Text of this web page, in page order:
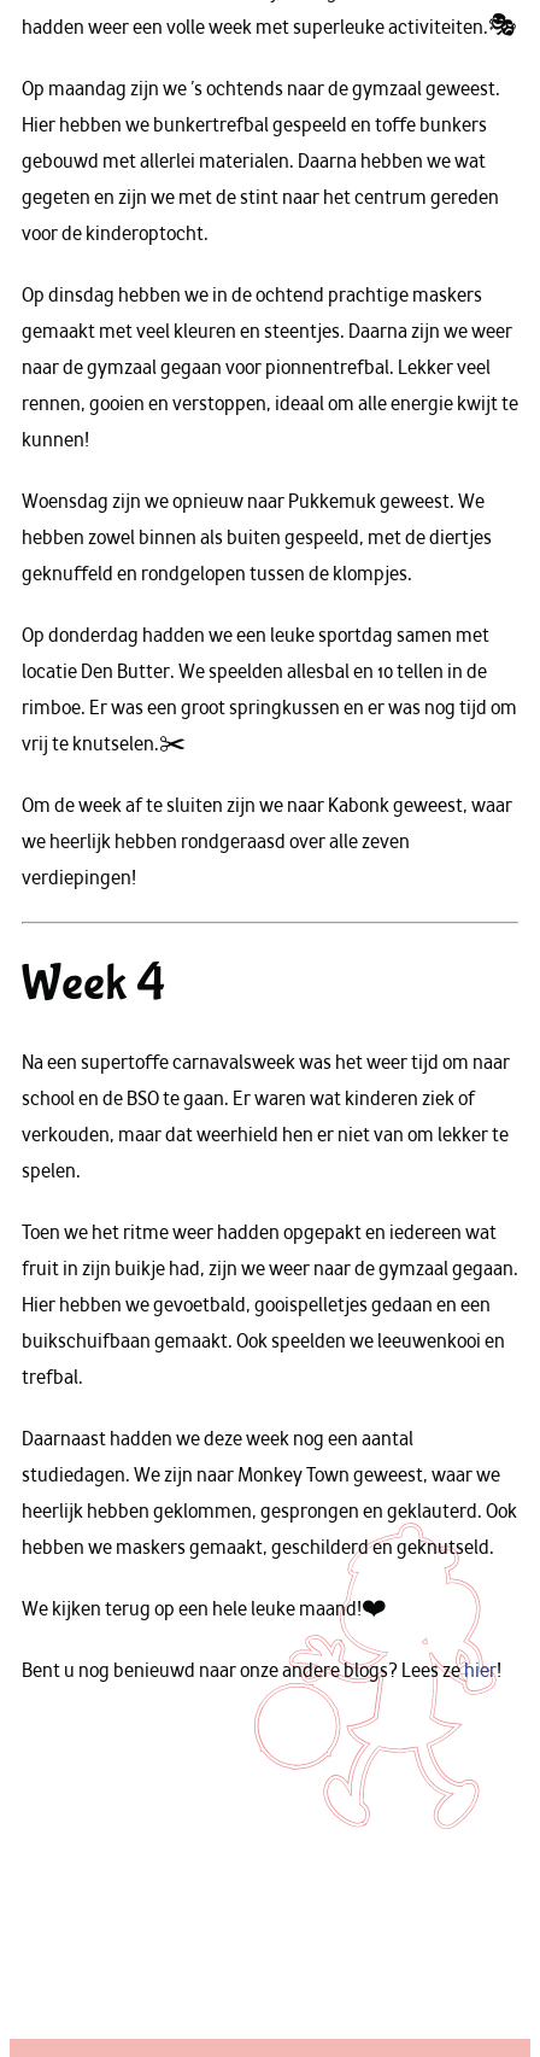
hadden weer een volle week met superleuke activiteiten.🎭
Op maandag zijn we ’s ochtends naar de gymzaal geweest.
Hier hebben we bunkertrefbal gespeeld en toffe bunkers
gebouwd met allerlei materialen. Daarna hebben we wat
gegeten en zijn we met de stint naar het centrum gereden
voor de kinderoptocht.
Op dinsdag hebben we in de ochtend prachtige maskers
gemaakt met veel kleuren en steentjes. Daarna zijn we weer
naar de gymzaal gegaan voor pionnentrefbal. Lekker veel
rennen, gooien en verstoppen, ideaal om alle energie kwijt te
kunnen!
Woensdag zijn we opnieuw naar Pukkemuk geweest. We
hebben zowel binnen als buiten gespeeld, met de diertjes
geknuffeld en rondgelopen tussen de klompjes.
Op donderdag hadden we een leuke sportdag samen met
locatie Den Butter. We speelden allesbal en 10 tellen in de
rimboe. Er was een groot springkussen en er was nog tijd om
vrij te knutselen.✂️
Om de week af te sluiten zijn we naar Kabonk geweest, waar
we heerlijk hebben rondgeraasd over alle zeven
verdiepingen!
Week 4
Na een supertoffe carnavalsweek was het weer tijd om naar
school en de BSO te gaan. Er waren wat kinderen ziek of
verkouden, maar dat weerhield hen er niet van om lekker te
spelen.
Toen we het ritme weer hadden opgepakt en iedereen wat
fruit in zijn buikje had, zijn we weer naar de gymzaal gegaan.
Hier hebben we gevoetbald, gooispelletjes gedaan en een
buikschuifbaan gemaakt. Ook speelden we leeuwenkooi en
trefbal.
Daarnaast hadden we deze week nog een aantal
studiedagen. We zijn naar Monkey Town geweest, waar we
heerlijk hebben geklommen, gesprongen en geklauterd. Ook
hebben we maskers gemaakt, geschilderd en geknutseld.
We kijken terug op een hele leuke maand!❤️
Bent u nog benieuwd naar onze andere blogs? Lees zehier!